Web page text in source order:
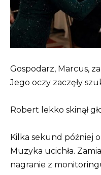
Gospodarz, Marcus,
Jego oczy zaczęły
Robert lekko skinął
Kilka sekund później
Muzyka ucichła.
nagranie z